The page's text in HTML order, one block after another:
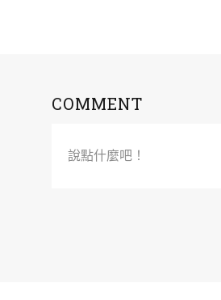
COMMENT
說點什麼吧！